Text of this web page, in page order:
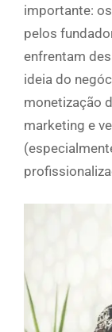
importante:
pelos
enfrentam
ideia do
monetização
marketing e